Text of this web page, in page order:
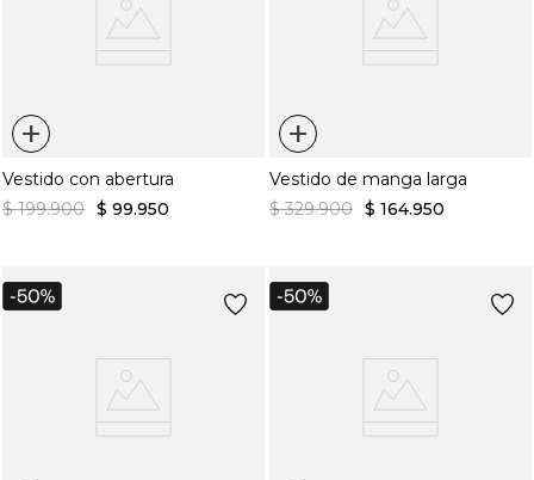
+
Vestido con abertura
$ 199.900 $ 99.950
+
Vestido de manga larga
$ 329.900 $ 164.950